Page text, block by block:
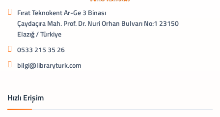
Fırat Teknokent Ar-Ge 3 Binası
Çaydaçıra Mah. Prof. Dr. Nuri Orhan Bulvarı No:1 23150
Elazığ / Türkiye
0533 215 35 26
bilgi@libraryturk.com
Hızlı Erişim